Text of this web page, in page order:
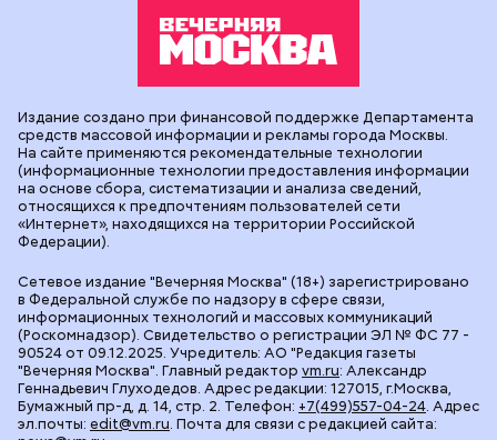
Сетевое издание "Вечерняя Москва" (18+) зарегистрировано
в Федеральной службе по надзору в сфере связи,
информационных технологий и массовых коммуникаций
(Роскомнадзор). Свидетельство о регистрации ЭЛ № ФС 77 -
90524 от 09.12.2025. Учредитель: АО "Редакция газеты
"Вечерняя Москва". Главный редактор vm.ru: Александр
Геннадьевич Глуходедов. Адрес редакции: 127015, г.Москва,
Бумажный пр-д, д. 14, стр. 2. Телефон: +7(499)557-04-24. Адрес
эл.почты: edit@vm.ru. Почта для связи с редакцией сайта:
Издание создано при финансовой поддержке Департамента
средств массовой информации и рекламы города Москвы.
На сайте применяются рекомендательные технологии
(информационные технологии предоставления информации
на основе сбора, систематизации и анализа сведений,
относящихся к предпочтениям пользователей сети
«Интернет», находящихся на территории Российской
Федерации).